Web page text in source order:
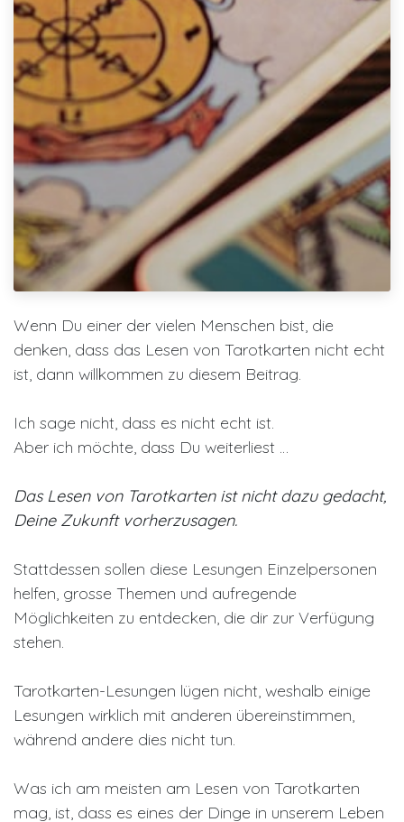
Wenn Du einer der vielen Menschen bist, die
denken, dass das Lesen von Tarotkarten nicht echt
ist, dann willkommen zu diesem Beitrag.
Ich sage nicht, dass es nicht echt ist.
Aber ich möchte, dass Du weiterliest …
Das Lesen von Tarotkarten ist nicht dazu gedacht,
Deine Zukunft vorherzusagen.
Stattdessen sollen diese Lesungen Einzelpersonen
helfen, grosse Themen und aufregende
Möglichkeiten zu entdecken, die dir zur Verfügung
stehen.
Tarotkarten-Lesungen lügen nicht, weshalb einige
Lesungen wirklich mit anderen übereinstimmen,
während andere dies nicht tun.
Was ich am meisten am Lesen von Tarotkarten
mag, ist, dass es eines der Dinge in unserem Leben